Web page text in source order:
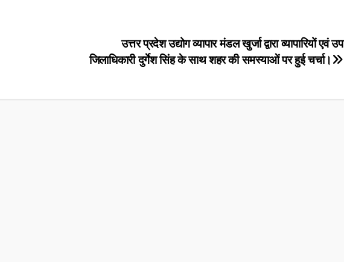
उत्तर प्रदेश उद्योग व्यापार मंडल खुर्जा द्वारा व्यापारियों एवं उप
जिलाधिकारी दुर्गेश सिंह के साथ शहर की समस्याओं पर हुई चर्चा।